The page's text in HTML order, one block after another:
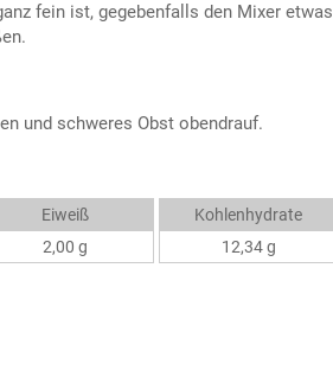
fein ist, gegebenfalls den Mixer etwas
und schweres Obst obendrauf.
Eiweiß
2,00 g
Kohlenhydrate
12,34 g